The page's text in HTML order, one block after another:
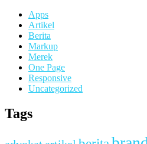
Apps
Artikel
Berita
Markup
Merek
One Page
Responsive
Uncategorized
Tags